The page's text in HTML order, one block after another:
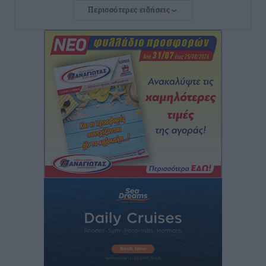
ανακοίνωσε ο Άδωνις Γεωργιάδης
Iατρικός Σύλλογος Ροδου προς Α. Γεωργιάδη:
Στρατηγικές Προτάσεις για την Ενίσχυση της
Δημόσιας Υγείας στη Νησιωτική Ελλάδα και στα
Νοσοκομεία της Γ΄ Ζώνης
Τοπικές Ειδήσεις πριν 2 ώρες
Πάνθηρες: Ξεκίνησαν αισιόδοξοι για την παρθενική
“πτήση” τους
Αθλητικά• πριν 2 ώρες
Περισσότερες ειδήσεις